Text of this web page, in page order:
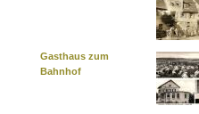
Gasthaus zum
Bahnhof